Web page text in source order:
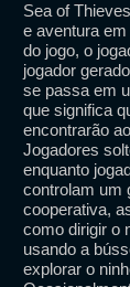
Sea of
e aventura
do jogo, o
jogador
se passa em
que significa
encontrarão
Jogadores
enquanto
controlam um
cooperativa,
como dirigir o
usando a
explorar o